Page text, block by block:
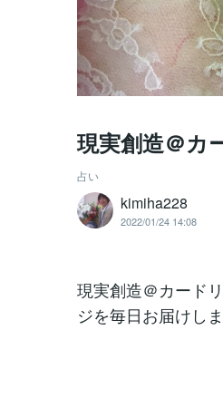
現実創造＠カ
占い
kimiha228
2022/01/24 14:08
現実創造＠カード
ジを毎日お届けし